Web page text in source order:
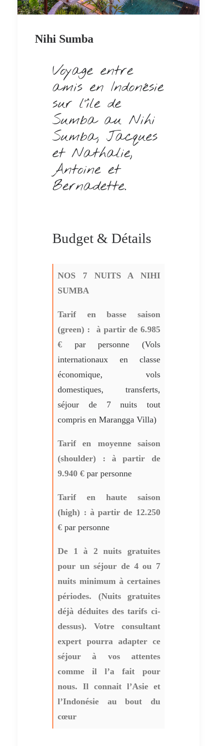
Nihi Sumba
Voyage entre
amis en Indonésie
sur l’île de
Sumba au Nihi
Sumba, Jacques
et Nathalie,
Antoine et
Bernadette.
Budget & Détails
NOS 7 NUITS A NIHI
SUMBA
Tarif en basse saison
(green) : à partir de 6.985
€ par personne (Vols
internationaux en classe
économique, vols
domestiques, transferts,
séjour de 7 nuits tout
compris en Marangga Villa)
Tarif en moyenne saison
(shoulder) : à partir de
9.940 €par personne
Tarif en haute saison
(high) : à partir de 12.250
€par personne
De 1 à 2 nuits gratuites
pour un séjour de 4 ou 7
nuits minimum à certaines
périodes. (Nuits gratuites
déjà déduites des tarifs ci-
dessus). Votre consultant
expert pourra adapter ce
séjour à vos attentes
comme il l’a fait pour
nous. Il connait l’Asie et
l’Indonésie au bout du
cœur